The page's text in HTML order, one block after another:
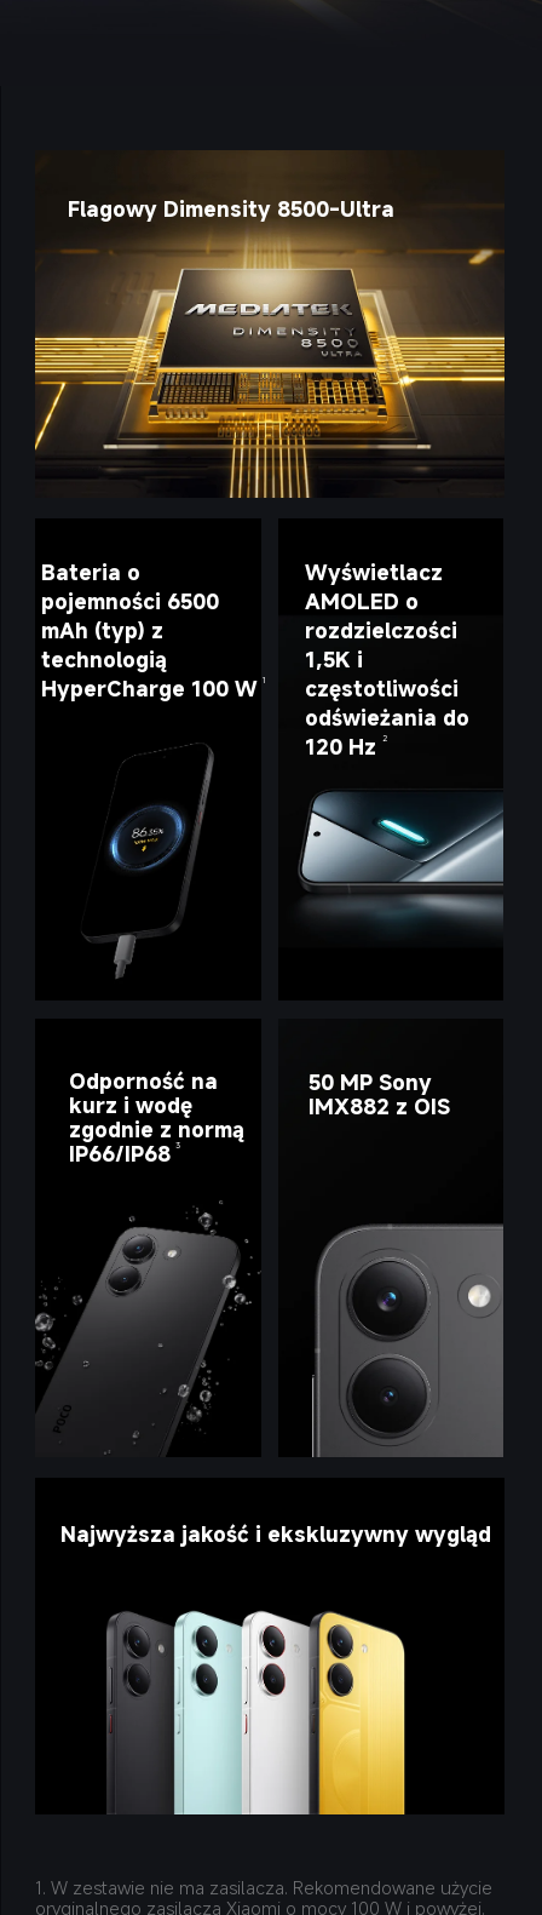
Flagowy Dimensity 8500-Ultra
Bateria o
pojemności 6500
mAh (typ) z
technologią
HyperCharge 100 W 1
Wyświetlacz
AMOLED o
rozdzielczości
1,5K i
częstotliwości
odświeżania do
120 Hz
2
Odporność na
kurz i wodę
zgodnie z normą
IP66/IP68 3
50 MP Sony
IMX882 z OIS
Najwyższa jakość i ekskluzywny wygląd
1. W zestawie nie ma zasilacza. Rekomendowane użycie